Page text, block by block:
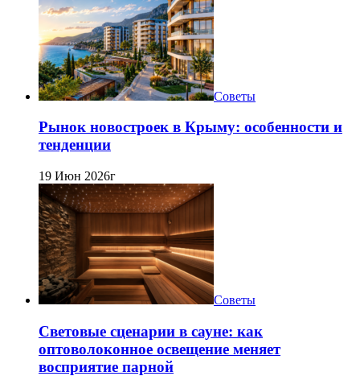
Советы
Рынок новостроек в Крыму: особенности и
тенденции
19 Июн 2026г
Советы
Световые сценарии в сауне: как
оптоволоконное освещение меняет
восприятие парной